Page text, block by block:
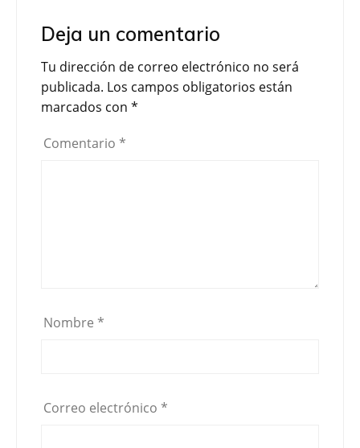
Deja un comentario
Tu dirección de correo electrónico no será
publicada. Los campos obligatorios están
marcados con *
Comentario *
Nombre *
Correo electrónico *